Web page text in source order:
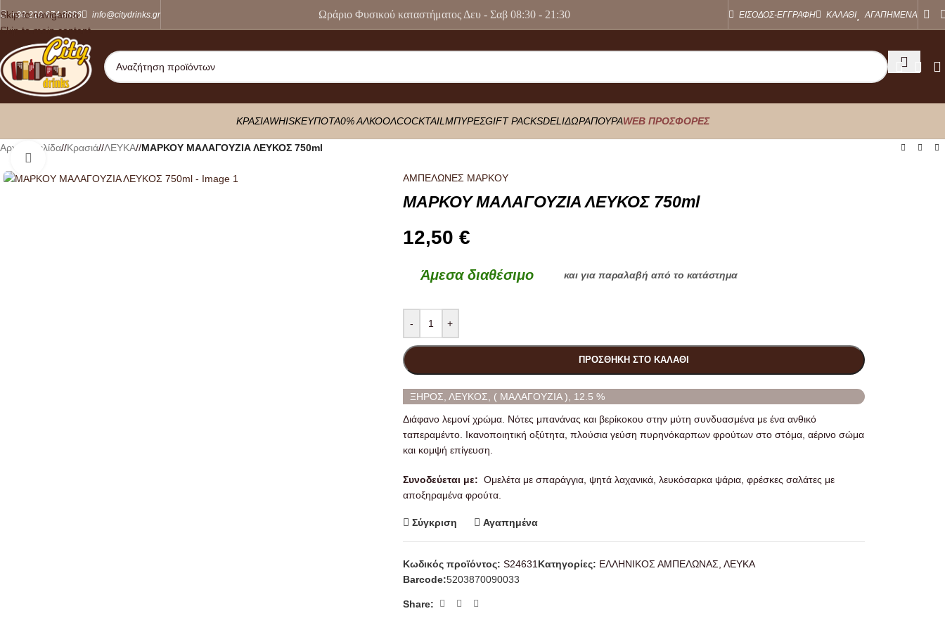
Skip to navigation
Skip to main content
+30 210 674 8886 info@citydrinks.gr Ωράριο Φυσικού καταστήματος Δευ - Σαβ 08:30 - 21:30 ΕΙΣΟΔΟΣ-ΕΓΓΡΑΦΗ ΚΑΛΑΘΙ ΑΓΑΠΗΜΕΝΑ
ΚΡΑΣΙΑWHISKEYΠΟΤΑ0% ΑΛΚΟΟΛCOCKTAIL ΜΠΥΡΕΣGIFT PACKSDELIΔΩΡΑΠΟΥΡΑWEB ΠΡΟΣΦΟΡΕΣ
Αρχική σελίδα/ Κρασιά/ ΛΕΥΚΑ/ ΜΑΡΚΟΥ ΜΑΛΑΓΟΥΖΙΑ ΛΕΥΚΟΣ 750ml
ΑΜΠΕΛΩΝΕΣ ΜΑΡΚΟΥ
ΜΑΡΚΟΥ ΜΑΛΑΓΟΥΖΙΑ ΛΕΥΚΟΣ 750ml
12,50 €
Άμεσα διαθέσιμο και για παραλαβή από το κατάστημα
- +
ΠΡΟΣΘΉΚΗ ΣΤΟ ΚΑΛΆΘΙ
ΞΗΡΟΣ, ΛΕΥΚΟΣ, ( ΜΑΛΑΓΟΥΖΙΑ ), 12.5 %
Διάφανο λεμονί χρώμα. Νότες μπανάνας και βερίκοκου στην μύτη συνδυασμένα με ένα ανθικό
ταπεραμέντο. Ικανοποιητική οξύτητα, πλούσια γεύση πυρηνόκαρπων φρούτων στο στόμα, αέρινο σώμα
και κομψή επίγευση.
Συνοδεύεται με: Ομελέτα με σπαράγγια, ψητά λαχανικά, λευκόσαρκα ψάρια, φρέσκες σαλάτες με
αποξηραμένα φρούτα.
Σύγκριση Αγαπημένα
Κωδικός προϊόντος: S24631 Κατηγορίες: ΕΛΛΗΝΙΚΟΣ ΑΜΠΕΛΩΝΑΣ ΛΕΥΚΑ
Barcode:5203870090033
Share: